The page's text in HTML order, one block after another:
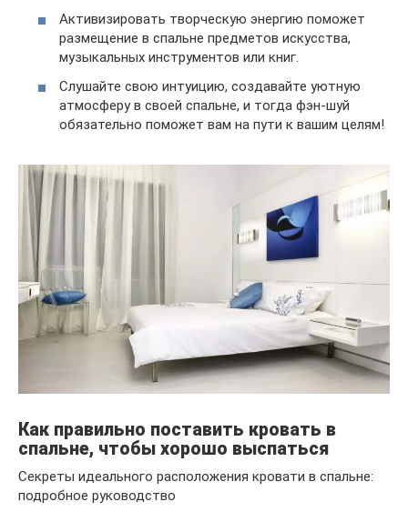
Активизировать творческую энергию поможет
размещение в спальне предметов искусства,
музыкальных инструментов или книг.
Слушайте свою интуицию, создавайте уютную
атмосферу в своей спальне, и тогда фэн-шуй
обязательно поможет вам на пути к вашим целям!
Как правильно поставить кровать в
спальне, чтобы хорошо выспаться
Секреты идеального расположения кровати в спальне:
подробное руководство